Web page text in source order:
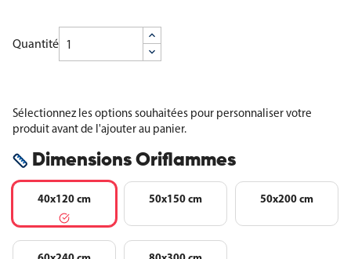
Quantité
Sélectionnez les options souhaitées pour personnaliser votre
produit avant de l'ajouter au panier.
Dimensions Oriflammes
40x120 cm 50x150 cm 50x200 cm